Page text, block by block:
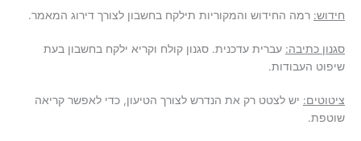
חידוש: רמה החידוש והמקוריות תילקח בחשבון לצורך דירוג המאמר.
סגנון כתיבה: עברית עדכנית. סגנון קולח וקריא ילקח בחשבון בעת
שיפוט העבודות.
ציטוטים: יש לצטט רק את הנדרש לצורך הטיעון, כדי לאפשר קריאה
שוטפת.